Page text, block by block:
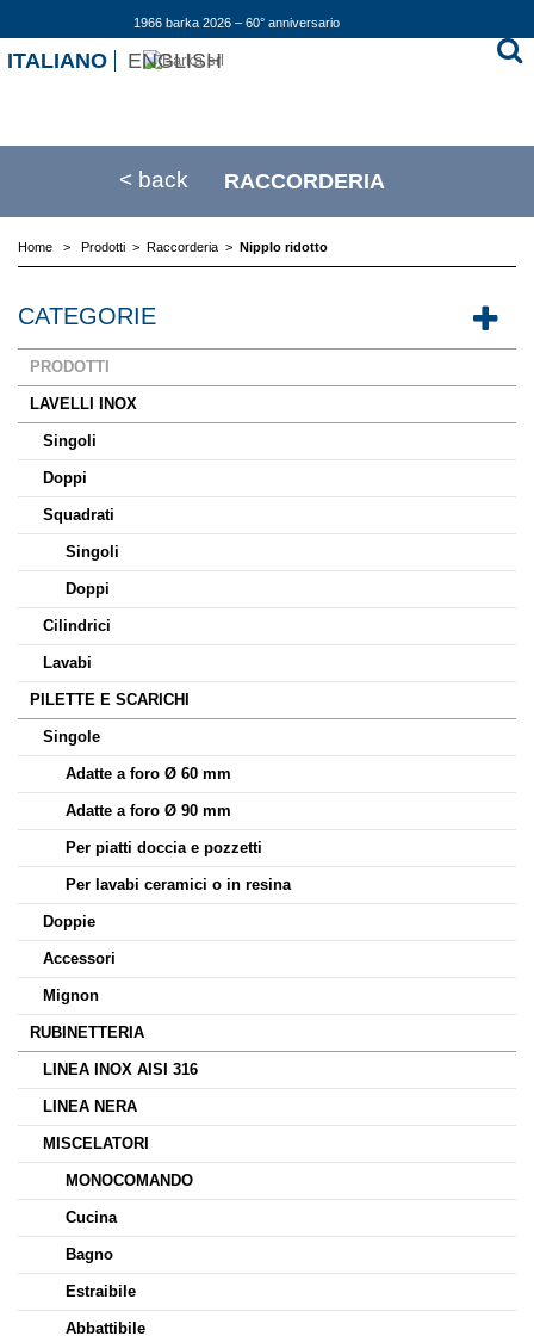
1966 barka 2026 – 60° anniversario
ITALIANO ENGLISH
< back RACCORDERIA
Home > Prodotti > Raccorderia > Nipplo ridotto
CATEGORIE
PRODOTTI
LAVELLI INOX
Singoli
Doppi
Squadrati
Singoli
Doppi
Cilindrici
Lavabi
PILETTE E SCARICHI
Singole
Adatte a foro Ø 60 mm
Adatte a foro Ø 90 mm
Per piatti doccia e pozzetti
Per lavabi ceramici o in resina
Doppie
Accessori
Mignon
RUBINETTERIA
LINEA INOX AISI 316
LINEA NERA
MISCELATORI
MONOCOMANDO
Cucina
Bagno
Estraibile
Abbattibile